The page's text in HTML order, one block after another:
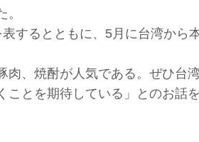
するとともに、5月に台湾から
肉、焼酎が人気である。ぜひ台
とを期待している」とのお話